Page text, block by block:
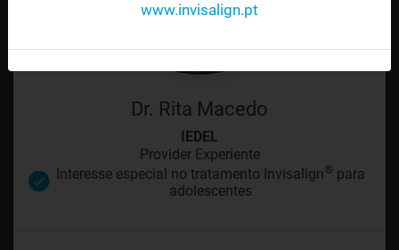
Dr. Rita Macedo
IEDEL
Provider Experiente
Interesse especial no tratamento Invisalign® para
adolescentes
www.invisalign.pt